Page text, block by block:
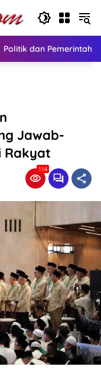
Politik dan
Jawab-
114